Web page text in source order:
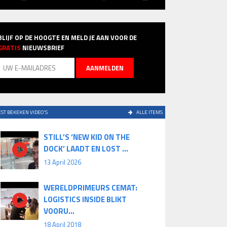
OP DE HOOGTE EN MELD JE AAN VOOR DE
NIEUWSBRIEF
BEKEKEN VIDEO'S ALLE ITEMS
STILL’S ‘NEW KID ON THE
DOCK’ LAADT EN LOST ...
13 April 2026
WERELDPRIMEURS CEMAT:
LOGISTICS INSIDE BLIKT
VOORU...
18 April 2018